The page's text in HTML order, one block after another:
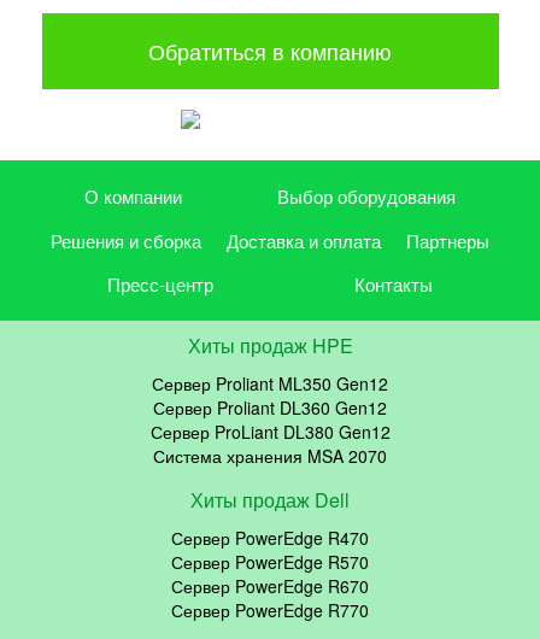
Обратиться в компанию
О компании
Выбор оборудования
Решения и сборка
Доставка и оплата
Партнеры
Пресс-центр
Контакты
Хиты продаж HPE
Сервер Proliant ML350 Gen12
Сервер Proliant DL360 Gen12
Сервер ProLiant DL380 Gen12
Система хранения MSA 2070
Хиты продаж Dell
Сервер PowerEdge R470
Сервер PowerEdge R570
Сервер PowerEdge R670
Сервер PowerEdge R770